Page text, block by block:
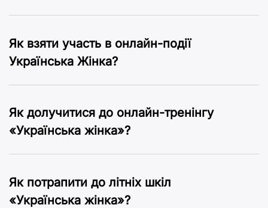
Як взяти участь в онлайн-події
Українська Жінка?
Як долучитися до онлайн-тренінгу
«Українська жінка»?
Як потрапити до літніх шкіл
«Українська жінка»?